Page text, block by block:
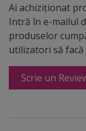
Ai achiziționat
Intră în e-mailul
produselor
utilizatori să
Scrie un